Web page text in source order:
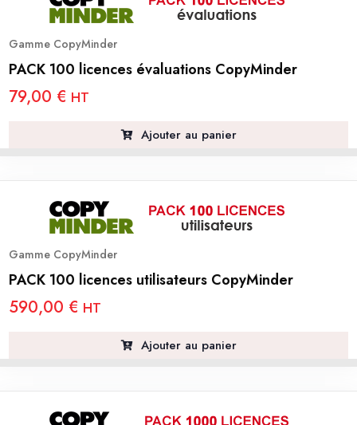
Gamme CopyMinder
PACK 100 licences évaluations CopyMinder
79,00 € HT
Ajouter au panier
Gamme CopyMinder
PACK 100 licences utilisateurs CopyMinder
590,00 € HT
Ajouter au panier